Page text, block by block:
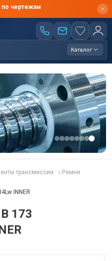
по чертежам
Каталог
трансмиссии
Ремни
INNER
173